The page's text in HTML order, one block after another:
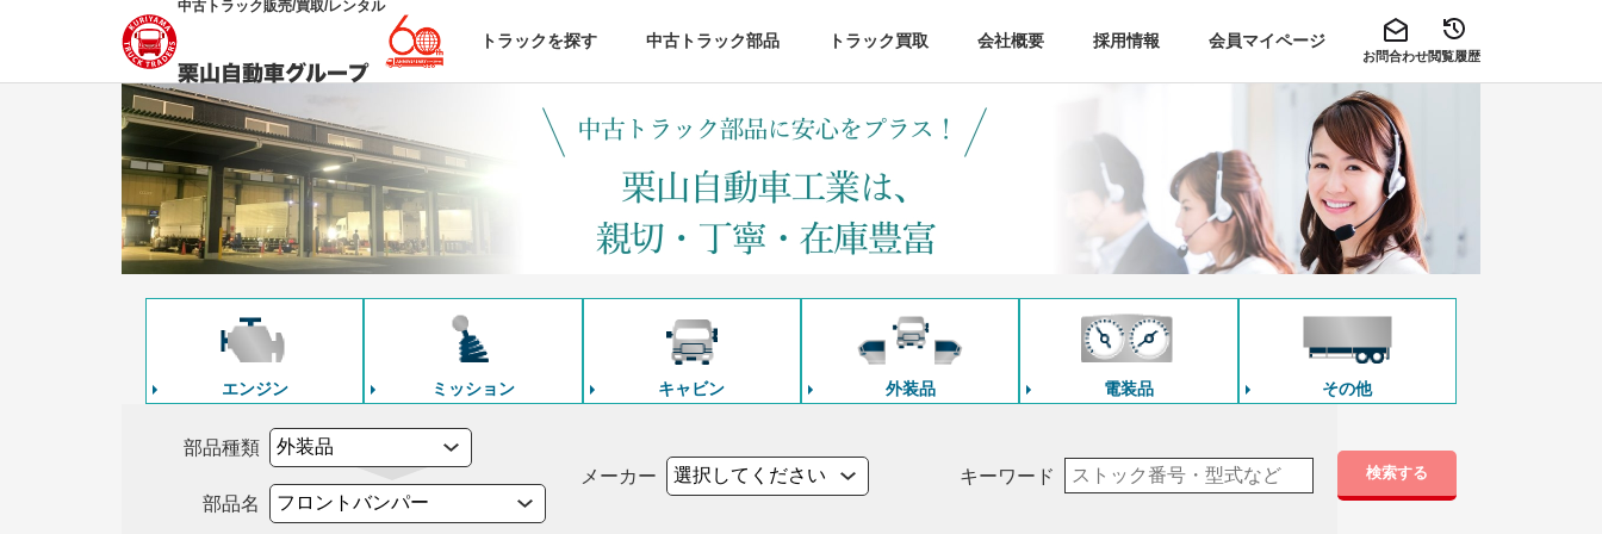
中古トラック販売/買取/レンタル
トラックを探す 中古トラック部品 トラック買取 会社概要 採用情報 会員マイページ
お問合わせ閲覧履歴
エンジン ミッション キャビン 外装品 電装品 その他
部品種類
部品名
メーカー キーワード 検索する